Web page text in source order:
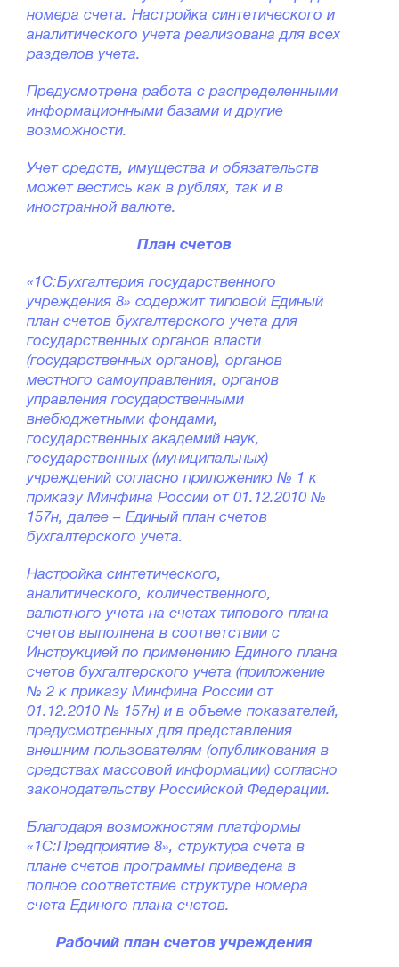
номера счета. Настройка синтетического и
аналитического учета реализована для всех
разделов учета.
Предусмотрена работа с распределенными
информационными базами и другие
возможности.
Учет средств, имущества и обязательств
может вестись как в рублях, так и в
иностранной валюте.
План счетов
«1С:Бухгалтерия государственного
учреждения 8» содержит типовой Единый
план счетов бухгалтерского учета для
государственных органов власти
(государственных органов), органов
местного самоуправления, органов
управления государственными
внебюджетными фондами,
государственных академий наук,
государственных (муниципальных)
учреждений согласно приложению № 1 к
приказу Минфина России от 01.12.2010 №
157н, далее – Единый план счетов
бухгалтерского учета.
Настройка синтетического,
аналитического, количественного,
валютного учета на счетах типового плана
счетов выполнена в соответствии с
Инструкцией по применению Единого плана
счетов бухгалтерского учета (приложение
№ 2 к приказу Минфина России от
01.12.2010 № 157н) и в объеме показателей,
предусмотренных для представления
внешним пользователям (опубликования в
средствах массовой информации) согласно
законодательству Российской Федерации.
Благодаря возможностям платформы
«1С:Предприятие 8», структура счета в
плане счетов программы приведена в
полное соответствие структуре номера
счета Единого плана счетов.
Рабочий план счетов учреждения